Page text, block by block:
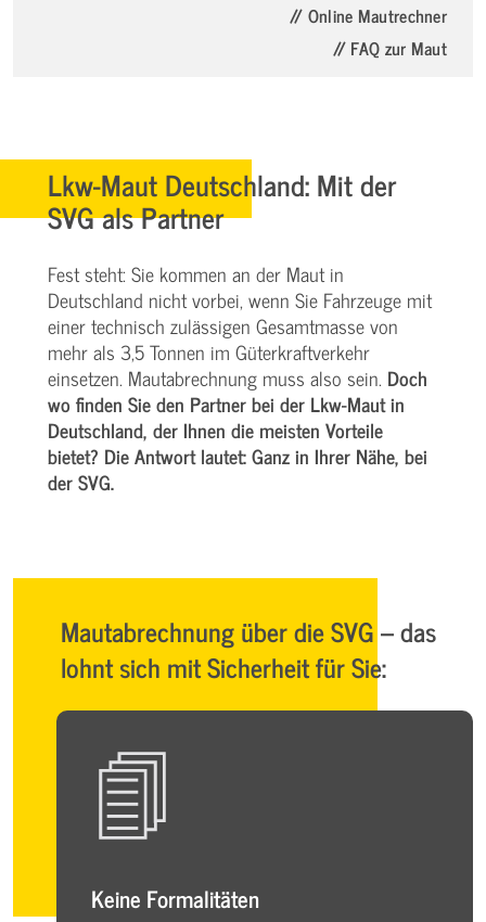
// Online Mautrechner
// FAQ zur Maut
Lkw-Maut Deutschland: Mit der
SVG als Partner
Fest steht: Sie kommen an der Maut in
Deutschland nicht vorbei, wenn Sie Fahrzeuge mit
einer technisch zulässigen Gesamtmasse von
mehr als 3,5 Tonnen im Güterkraftverkehr
einsetzen. Mautabrechnung muss also sein. Doch
wo finden Sie den Partner bei der Lkw-Maut in
Deutschland, der Ihnen die meisten Vorteile
bietet? Die Antwort lautet: Ganz in Ihrer Nähe, bei
der SVG.
Mautabrechnung über die SVG – das
lohnt sich mit Sicherheit für Sie:
Keine Formalitäten